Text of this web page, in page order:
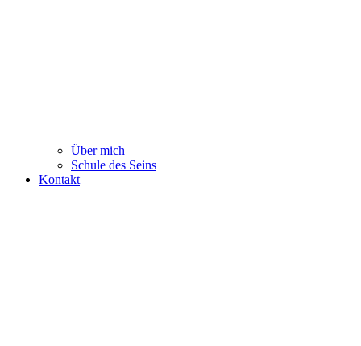
Über mich
Schule des Seins
Kontakt